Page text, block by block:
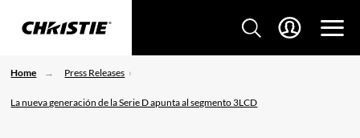
Home Press Releases
La nueva generación de la Serie D apunta al segmento 3LCD